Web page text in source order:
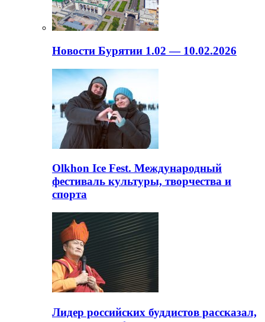
Новости Бурятии 1.02 — 10.02.2026
Olkhon Ice Fest. Международный
фестиваль культуры, творчества и
спорта
Лидер российских буддистов рассказал,